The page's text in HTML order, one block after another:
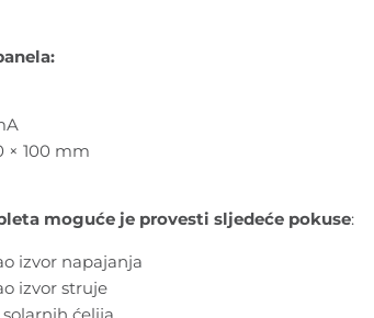
× 100 mm
moguće je provesti sljedeće pokuse:
izvor napajanja
izvor struje
ćelija